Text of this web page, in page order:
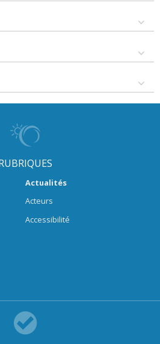
Actualités
Acteurs
Accessibilité